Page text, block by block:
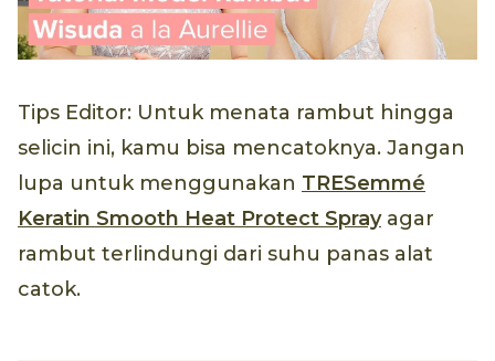
Tips Editor: Untuk menata rambut hingga
selicin ini, kamu bisa mencatoknya. Jangan
lupa untuk menggunakan TRESemmé
Keratin Smooth Heat Protect Sprayagar
rambut terlindungi dari suhu panas alat
catok.